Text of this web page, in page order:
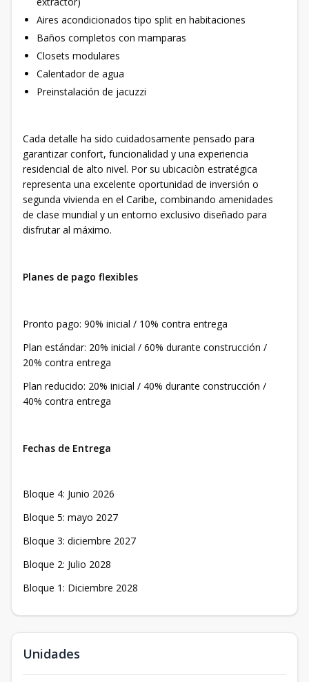
Aires acondicionados tipo split en habitaciones
Baños completos con mamparas
Closets modulares
Calentador de agua
Preinstalación de jacuzzi
Cada detalle ha sido cuidadosamente pensado para
garantizar confort, funcionalidad y una experiencia
residencial de alto nivel. Por su ubicaciòn estratégica
representa una excelente oportunidad de inversión o
segunda vivienda en el Caribe, combinando amenidades
de clase mundial y un entorno exclusivo diseñado para
disfrutar al máximo.
Planes de pago flexibles
Pronto pago: 90% inicial / 10% contra entrega
Plan estándar: 20% inicial / 60% durante construcción /
20% contra entrega
Plan reducido: 20% inicial / 40% durante construcción /
40% contra entrega
Fechas de Entrega
Bloque 4: Junio 2026
Bloque 5: mayo 2027
Bloque 3: diciembre 2027
Bloque 2: Julio 2028
Bloque 1: Diciembre 2028
Unidades